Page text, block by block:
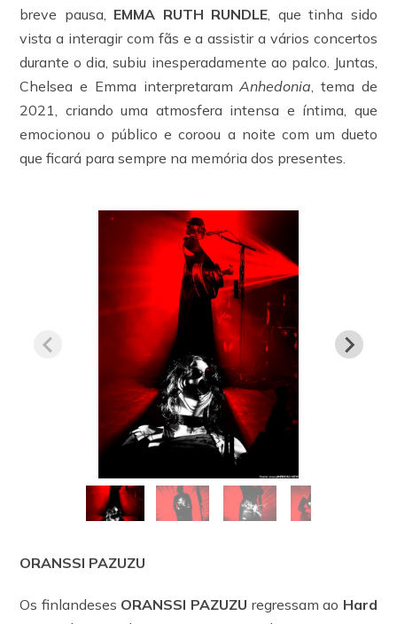
breve pausa, EMMA RUTH RUNDLE , que tinha sido
vista a interagir com fãs e a assistir a vários concertos
durante o dia, subiu inesperadamente ao palco. Juntas,
Chelsea e Emma interpretaramAnhedonia , tema de
2021, criando uma atmosfera intensa e íntima, que
emocionou o público e coroou a noite com um dueto
que ficará para sempre na memória dos presentes.
ORANSSI PAZUZU
Os finlandeses ORANSSI PAZUZU regressam ao Hard